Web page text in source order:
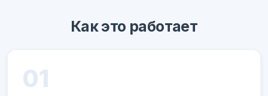
Как это работает
01